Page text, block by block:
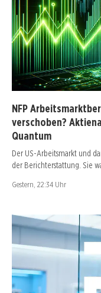
NFP
verschoben?
Quantum
Der US-Arbeitsmarkt und
der Berichterstattung. Sie
Gestern, 22:34 Uhr